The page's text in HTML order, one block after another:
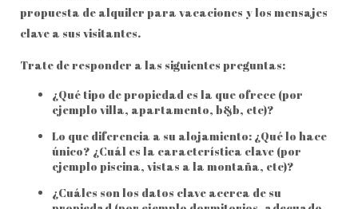
propuesta de alquiler para vacaciones y los mensajes
clave a sus visitantes.
Trate de responder a las siguientes preguntas:
¿Qué tipo de propiedad es la que ofrece (por
ejemplo villa, apartamento, b&b, etc)?
Lo que diferencia a su alojamiento: ¿Qué lo hace
único? ¿Cuál es la característica clave (por
ejemplo piscina, vistas a la montaña, etc)?
¿Cuáles son los datos clave acerca de su